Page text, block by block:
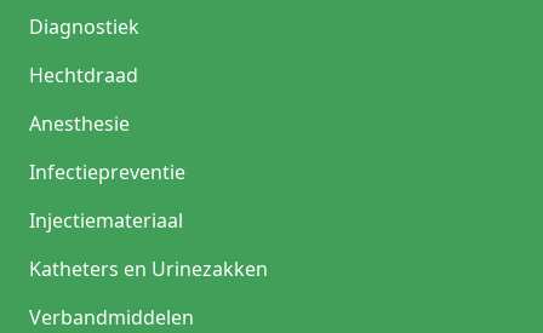
Diagnostiek
Hechtdraad
Anesthesie
Infectiepreventie
Injectiemateriaal
Katheters en Urinezakken
Verbandmiddelen